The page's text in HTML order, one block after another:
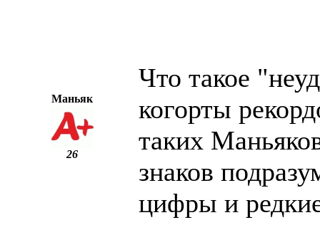
Маньяк
26
Что такое
когорты
таких
знаков
цифры и